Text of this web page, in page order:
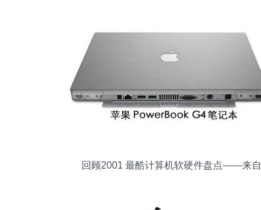
回顾2001 最酷计算机软硬件盘点——来自